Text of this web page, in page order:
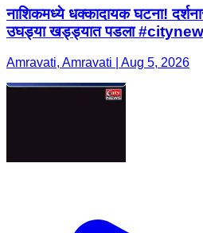
नाशिकमध्ये धक्कादायक घटना!
उघड्या खड्ड्यात पडला
Amravati, Amravati | Aug 5, 2026